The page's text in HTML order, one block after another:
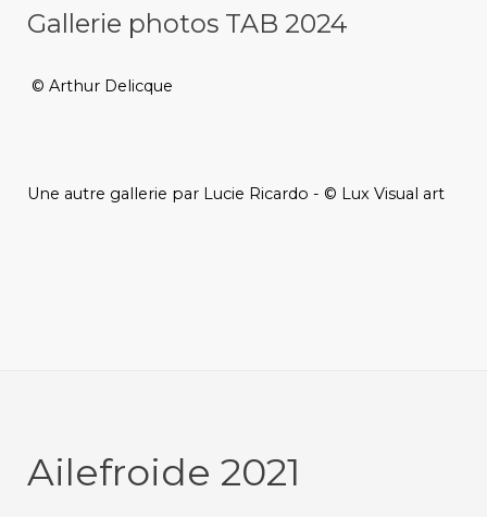
Gallerie photos TAB 2024
© Arthur Delicque
Une autre gallerie par Lucie Ricardo - © Lux Visual art
Ailefroide 2021